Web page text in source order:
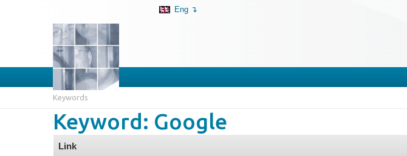
Eng ↴
Keywords
Keyword: Google
Link